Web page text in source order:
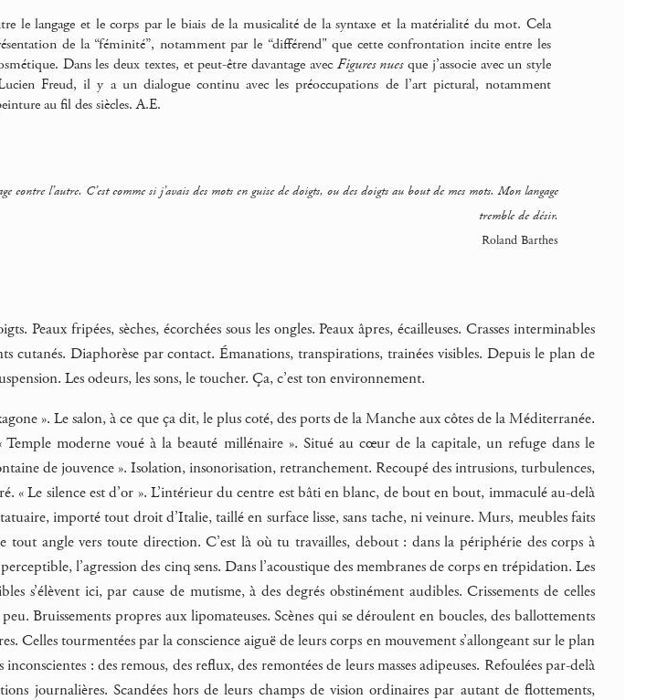
le langage et le corps par le biais de la musicalité de la syntaxe et la matérialité du mot. Cela
de la “féminité”, notamment par le “différend" que cette confrontation incite entre les
Dans les deux textes, et peut-être davantage avecFigures nuesque j’associe avec un style
Freud, il y a un dialogue continu avec les préoccupations de l’art pictural, notamment
au fil des siècles. A.E.
contre l’autre. C’est comme si j’avais des mots en guise de doigts, ou des doigts au bout de mes mots. Mon langage
tremble de désir.
Roland Barthes
Peaux fripées, sèches, écorchées sous les ongles. Peaux âpres, écailleuses. Crasses interminables
cutanés. Diaphorèse par contact. Émanations, transpirations, trainées visibles. Depuis le plan de
Les odeurs, les sons, le toucher. Ça, c’est ton environnement.
». Le salon, à ce que ça dit, le plus coté, des ports de la Manche aux côtes de la Méditerranée.
Temple moderne voué à la beauté millénaire ». Situé au cœur de la capitale, un refuge dans le
de jouvence ». Isolation, insonorisation, retranchement. Recoupé des intrusions, turbulences,
« Le silence est d’or ». L’intérieur du centre est bâti en blanc, de bout en bout, immaculé au-delà
importé tout droit d’Italie, taillé en surface lisse, sans tache, ni veinure. Murs, meubles faits
angle vers toute direction. C’est là où tu travailles, debout : dans la périphérie des corps à
l’agression des cinq sens. Dans l’acoustique des membranes de corps en trépidation. Les
s’élèvent ici, par cause de mutisme, à des degrés obstinément audibles. Crissements de celles
Bruissements propres aux lipomateuses. Scènes qui se déroulent en boucles, des ballottements
Celles tourmentées par la conscience aiguë de leurs corps en mouvement s’allongeant sur le plan
inconscientes : des remous, des reflux, des remontées de leurs masses adipeuses. Refoulées par-delà
journalières. Scandées hors de leurs champs de vision ordinaires par autant de flottements,